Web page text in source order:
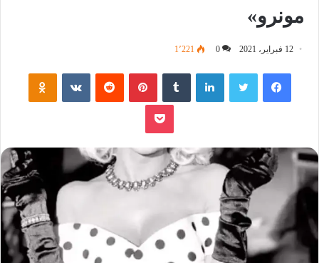
مونرو»
12 فبراير، 2021 0 1٬221
فيسبوك تويتر لينكدإن بينتيريست
بوكيت